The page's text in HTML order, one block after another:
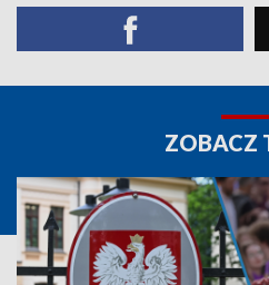
ZOBACZ